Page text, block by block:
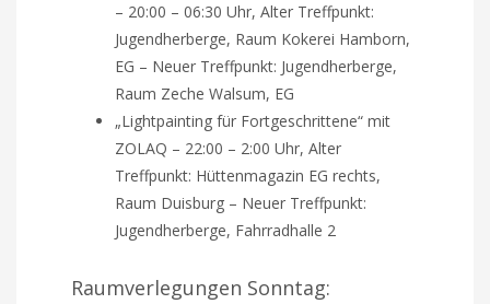
– 20:00 – 06:30 Uhr, Alter Treffpunkt:
Jugendherberge, Raum Kokerei Hamborn,
EG – Neuer Treffpunkt: Jugendherberge,
Raum Zeche Walsum, EG
„Lightpainting für Fortgeschrittene“ mit
ZOLAQ – 22:00 – 2:00 Uhr, Alter
Treffpunkt: Hüttenmagazin EG rechts,
Raum Duisburg – Neuer Treffpunkt:
Jugendherberge, Fahrradhalle 2
Raumverlegungen Sonntag: